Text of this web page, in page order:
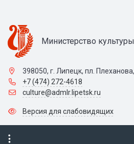
Министерство
398050, г. Липецк, пл.
+7 (474) 272-4618
culture@admlr.lipetsk.ru
Версия для слабовидящих